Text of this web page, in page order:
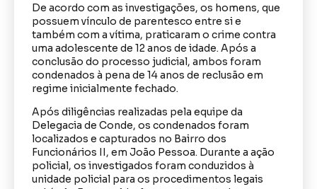
De acordo com as investigações, os homens, que
possuem vínculo de parentesco entre si e
também com a vítima, praticaram o crime contra
uma adolescente de 12 anos de idade. Após a
conclusão do processo judicial, ambos foram
condenados à pena de 14 anos de reclusão em
regime inicialmente fechado.
Após diligências realizadas pela equipe da
Delegacia de Conde, os condenados foram
localizados e capturados no Bairro dos
Funcionários II, em João Pessoa. Durante a ação
policial, os investigados foram conduzidos à
unidade policial para os procedimentos legais